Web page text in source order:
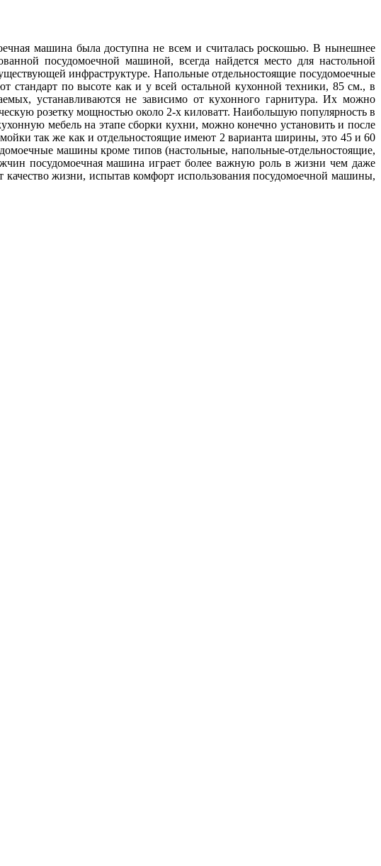
машина была доступна не всем и считалась роскошью. В нынешнее
посудомоечной машиной, всегда найдется место для настольной
инфраструктуре. Напольные отдельностоящие посудомоечные
по высоте как и у всей остальной кухонной техники, 85 см., в
устанавливаются не зависимо от кухонного гарнитура. Их можно
розетку мощностью около 2-х киловатт. Наибольшую популярность в
мебель на этапе сборки кухни, можно конечно установить и после
так же как и отдельностоящие имеют 2 варианта ширины, это 45 и 60
машины кроме типов (настольные, напольные-отдельностоящие,
посудомоечная машина играет более важную роль в жизни чем даже
жизни, испытав комфорт использования посудомоечной машины,